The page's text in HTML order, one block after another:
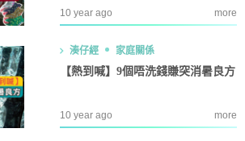
10 year ago more
湊仔經 家庭關係
【熱到喊】9個唔洗錢賺突消暑良方
10 year ago more